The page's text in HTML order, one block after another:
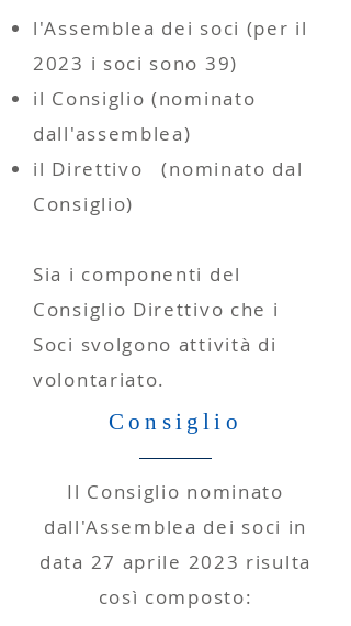
l'Assemblea dei soci (per il
2023 i soci sono 39)
il Consiglio (nominato
dall'assemblea)
il Direttivo (nominato dal
Consiglio)
Sia i componenti del
Consiglio Direttivo che i
Soci svolgono attività di
volontariato.
Consiglio
Il Consiglio nominato
dall'Assemblea dei soci in
data 27 aprile 2023 risulta
così composto: